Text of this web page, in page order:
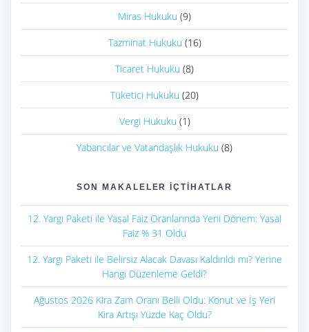
Miras Hukuku (9)
Tazminat Hukuku (16)
Ticaret Hukuku (8)
Tüketici Hukuku (20)
Vergi Hukuku (1)
Yabancılar ve Vatandaşlık Hukuku (8)
SON MAKALELER İÇTIHATLAR
12. Yargı Paketi ile Yasal Faiz Oranlarında Yeni Dönem: Yasal
Faiz % 31 Oldu
12. Yargı Paketi ile Belirsiz Alacak Davası Kaldırıldı mı? Yerine
Hangi Düzenleme Geldi?
Ağustos 2026 Kira Zam Oranı Belli Oldu: Konut ve İş Yeri
Kira Artışı Yüzde Kaç Oldu?